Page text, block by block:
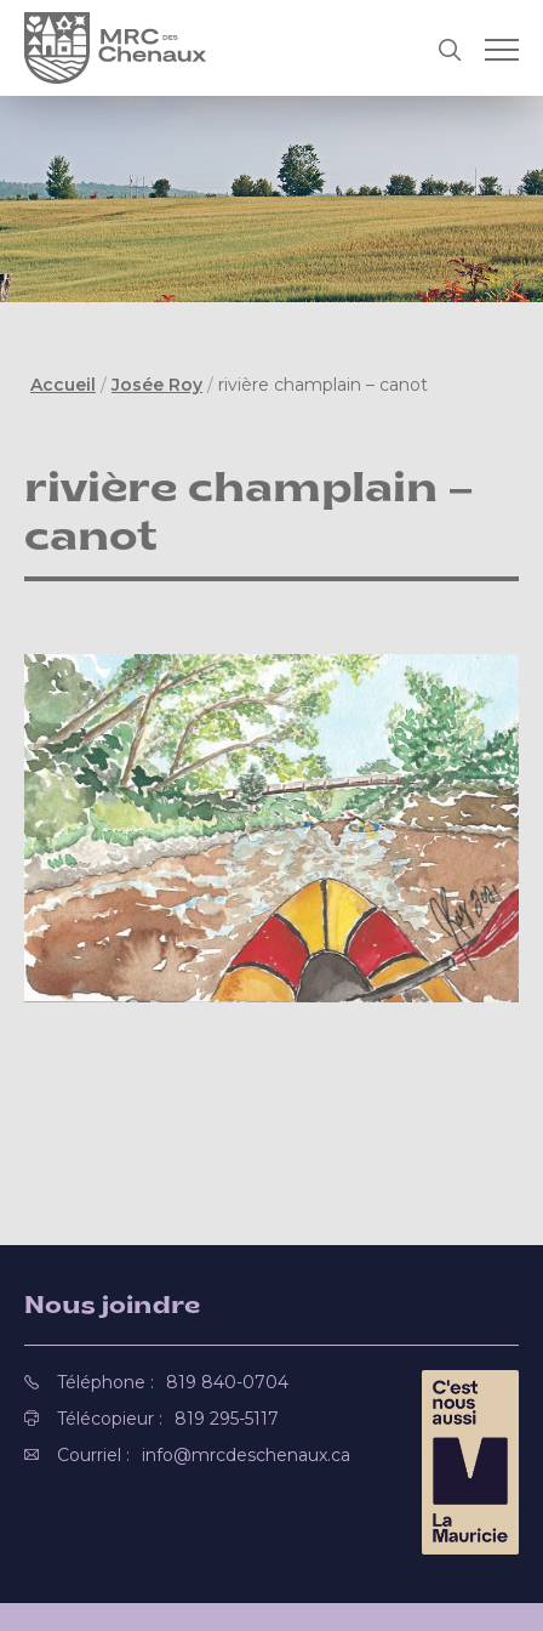
Accueil /Josée Roy / rivière champlain – canot
rivière champlain –
canot
Nous joindre
Téléphone :
819 840-0704
Télécopieur :
819 295-5117
Courriel :
info@mrcdeschenaux.ca